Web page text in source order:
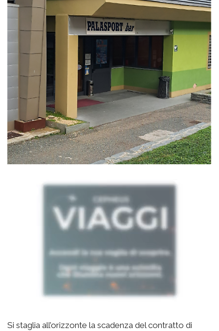
Si staglia all’orizzonte la scadenza del contratto di